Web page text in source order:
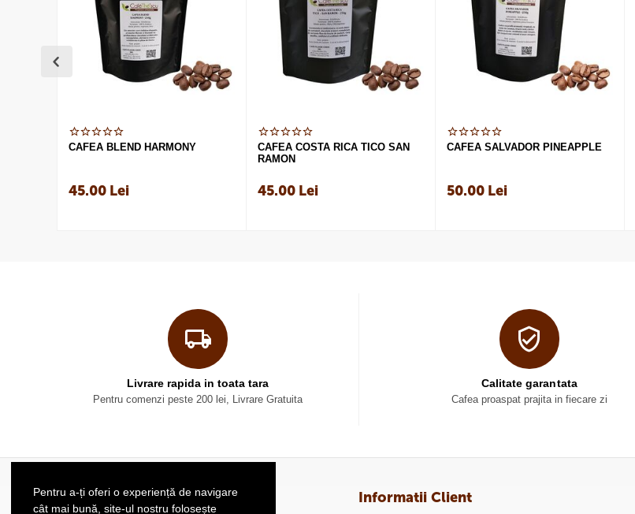
Pentru a-ți oferi o experiență de navigare
cât mai bună, site-ul nostru folosește
CAFEA BLEND HARMONY
45.00 Lei
CAFEA COSTA RICA TICO SAN
RAMON
45.00 Lei
CAFEA SALVADOR PINEAPPLE
50.00 Lei
Livrare rapida in toata tara
Pentru comenzi peste 200 lei, Livrare Gratuita
Calitate garantata
Cafea proaspat prajita in fiecare zi
CaféThé’scu Informatii Client